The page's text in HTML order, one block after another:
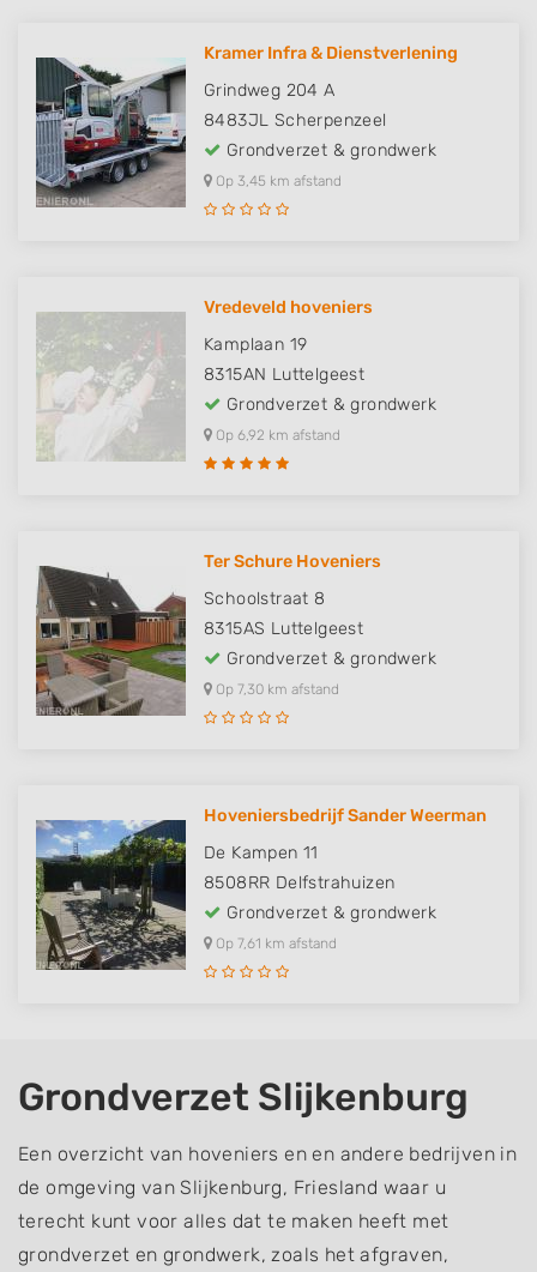
Kramer Infra & Dienstverlening
Grindweg 204 A
8483JL Scherpenzeel
Grondverzet & grondwerk
Op 3,45 km afstand
Vredeveld hoveniers
Kamplaan 19
8315AN Luttelgeest
Grondverzet & grondwerk
Op 6,92 km afstand
Ter Schure Hoveniers
Schoolstraat 8
8315AS Luttelgeest
Grondverzet & grondwerk
Op 7,30 km afstand
Hoveniersbedrijf Sander Weerman
De Kampen 11
8508RR Delfstrahuizen
Grondverzet & grondwerk
Op 7,61 km afstand
Grondverzet Slijkenburg
Een overzicht van hoveniers en en andere bedrijven in
de omgeving van Slijkenburg, Friesland waar u
terecht kunt voor alles dat te maken heeft met
grondverzet en grondwerk, zoals het afgraven,